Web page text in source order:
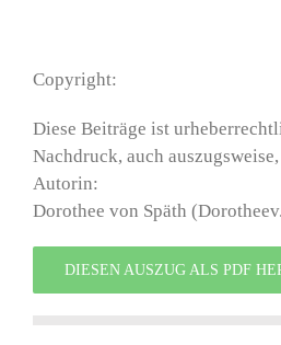
Copyright:
Diese Beiträge ist
Nachdruck, auch
Autorin:
Dorothee von Späth
DIESEN AUSZUG ALS PDF